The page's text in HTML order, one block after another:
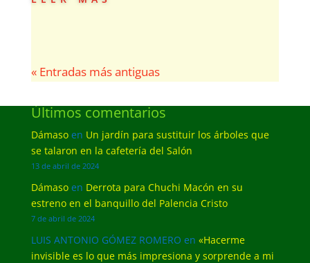
« Entradas más antiguas
Últimos comentarios
Dámasoen Un jardín para sustituir los árboles que
se talaron en la cafetería del Salón
13 de abril de 2024
Dámasoen Derrota para Chuchi Macón en su
estreno en el banquillo del Palencia Cristo
7 de abril de 2024
LUIS ANTONIO GÓMEZ ROMERO en «Hacerme
invisible es lo que más impresiona y sorprende a mi